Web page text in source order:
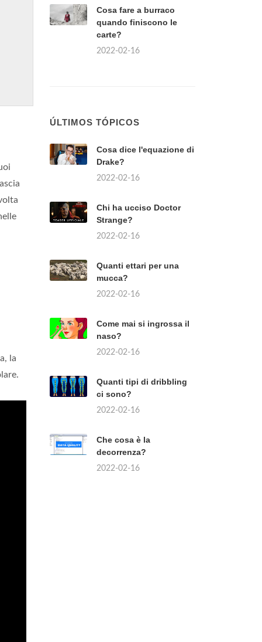
la
Cosa fare a burraco
quando finiscono le
carte?
2022-02-16
ÚLTIMOS TÓPICOS
Cosa dice l'equazione di
Drake?
2022-02-16
Chi ha ucciso Doctor
Strange?
2022-02-16
Quanti ettari per una
mucca?
2022-02-16
Come mai si ingrossa il
naso?
2022-02-16
Quanti tipi di dribbling
ci sono?
2022-02-16
Che cosa è la
decorrenza?
2022-02-16